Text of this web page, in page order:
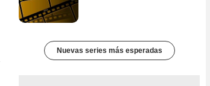
Nuevas series más esperadas